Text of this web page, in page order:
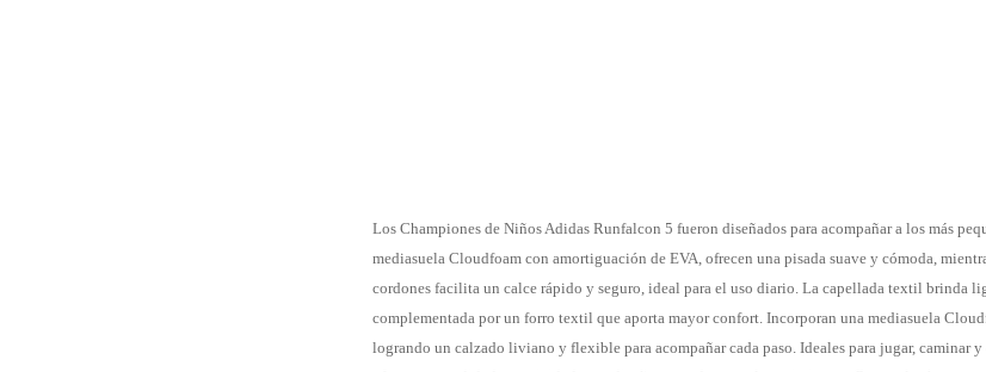
Los Championes de Niños Adidas Runfalcon 5 fueron diseñados para acompañar a los más
mediasuela Cloudfoam con amortiguación de EVA, ofrecen una pisada suave y cómoda,
cordones facilita un calce rápido y seguro, ideal para el uso diario. La capellada textil brinda
complementada por un forro textil que aporta mayor confort. Incorporan una mediasuela
logrando un calzado liviano y flexible para acompañar cada paso. Ideales para jugar, caminar
¡Sumate a la forma más ágil de
comprar!
Comprá en 3 cuotas sin recargo o hasta
en 12 cuotas * ¡Solo con tu cédula!